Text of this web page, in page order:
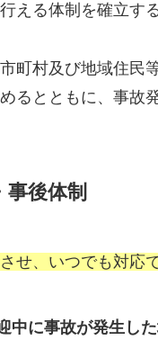
える体制を確立する
村及び地域住民等
るとともに、事故
事後体制
せ、いつでも対応
中に事故が発生し